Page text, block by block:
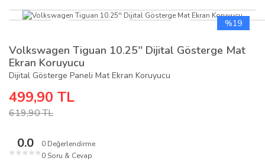
%19
Volkswagen Tiguan 10.25'' Dijital Gösterge Mat
Ekran Koruyucu
Dijital Gösterge Paneli Mat Ekran Koruyucu
499,90 TL
619,90 TL
0.0
★ ★ ★ ★ ★
0 Değerlendirme
0 Soru & Cevap